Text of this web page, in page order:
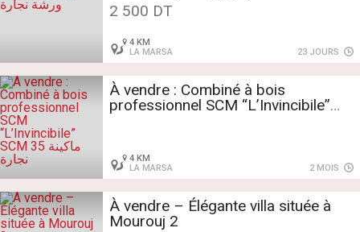
2 500 DT
4 KM
LA MARSA
23 JOURS
À vendre : Combiné à bois
professionnel SCM “L’Invincibile”
4 KM
LA MARSA
2 MOIS
À vendre – Élégante villa située à
Mourouj 2